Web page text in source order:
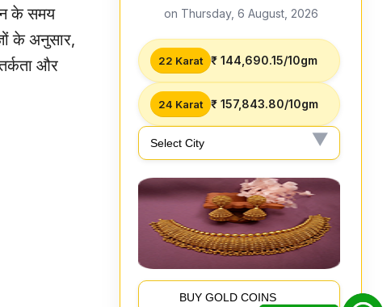
के समय
के अनुसार,
और
on Thursday, 6 August, 2026
22 Karat ₹ 144,690.15/10gm
24 Karat ₹ 157,843.80/10gm
BUY GOLD COINS